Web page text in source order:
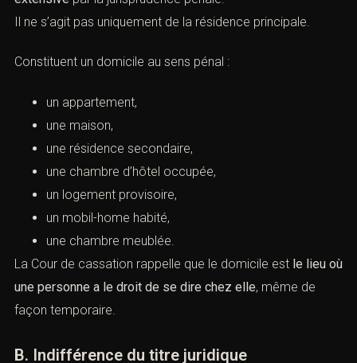
La notion de domicile est entendue de manière
très
Il ne s’agit pas uniquement de la résidence principale.
Constituent un domicile au sens pénal :
un appartement,
une maison,
une résidence secondaire,
une chambre d’hôtel occupée,
un logement provisoire,
un mobil-home habité,
une chambre meublée.
La Cour de cassation rappelle que le domicile est
de façon temporaire.